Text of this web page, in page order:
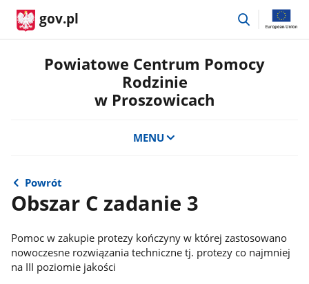
gov.pl
przejdź
Powiatowe Centrum Pomocy
Rodzinie
w Proszowicach
MENU
Powrót
Obszar C zadanie 3
Pomoc w zakupie protezy kończyny w której zastosowano
nowoczesne rozwiązania techniczne tj. protezy co najmniej
na III poziomie jakości